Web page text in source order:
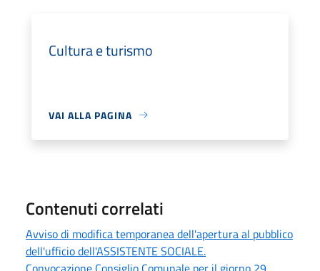
Cultura e turismo
VAI ALLA PAGINA
Contenuti correlati
Avviso di modifica temporanea dell'apertura al pubblico
dell'ufficio dell'ASSISTENTE SOCIALE.